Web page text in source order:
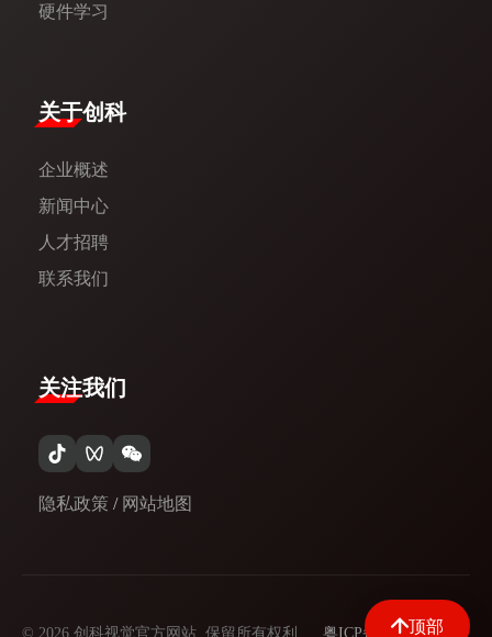
顶部
硬件学习
​关于创科​
企业概述
新闻中心​
人才招聘
联系我们
关注我们
隐私政策 / 网站地图
© 2026 创科视觉官方网站. 保留所有权利. 粤ICP备09097329号